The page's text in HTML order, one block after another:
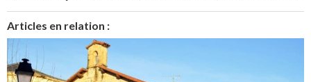
Articles en relation :